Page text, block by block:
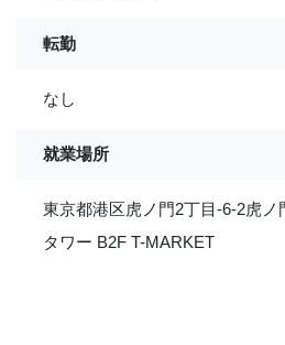
転勤
なし
就業場所
東京都港区虎ノ門2丁目-6-2虎ノ
タワー B2F T-MARKET